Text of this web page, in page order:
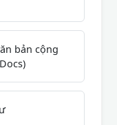
bản cộng